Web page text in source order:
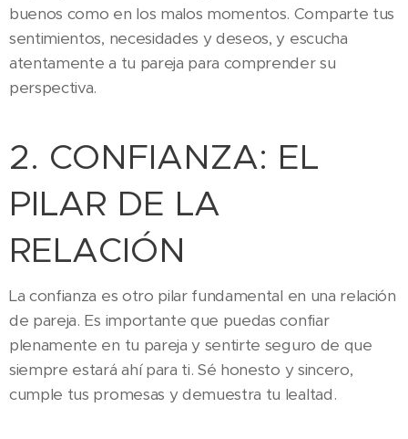
buenos como en los malos momentos. Comparte tus
sentimientos, necesidades y deseos, y escucha
atentamente a tu pareja para comprender su
perspectiva.
2. CONFIANZA: EL
PILAR DE LA
RELACIÓN
La confianza es otro pilar fundamental en una relación
de pareja. Es importante que puedas confiar
plenamente en tu pareja y sentirte seguro de que
siempre estará ahí para ti. Sé honesto y sincero,
cumple tus promesas y demuestra tu lealtad.